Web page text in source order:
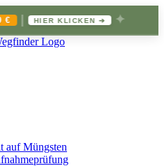
HIER KLICKEN ➔ ✦
auf Müngsten